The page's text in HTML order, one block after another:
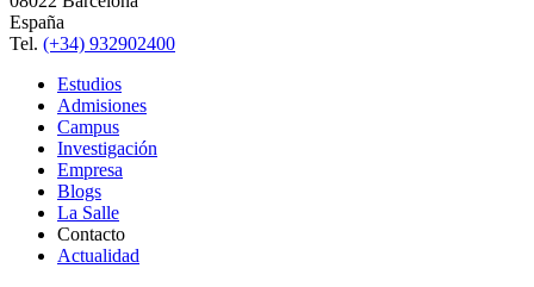
España
Tel. (+34) 932902400
Estudios
Admisiones
Campus
Investigación
Empresa
Blogs
La Salle
Contacto
Actualidad